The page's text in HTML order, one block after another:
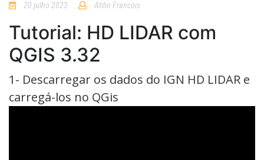
20 julho 2023 Atilio Francois
Tutorial: HD LIDAR com
QGIS 3.32
1- Descarregar os dados do IGN HD LIDAR e
carregá-los no QGis